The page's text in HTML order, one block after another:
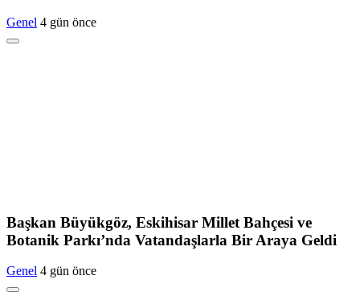
Genel 4 gün önce
Başkan Büyükgöz, Eskihisar Millet Bahçesi ve
Botanik Parkı’nda Vatandaşlarla Bir Araya Geldi
Genel 4 gün önce